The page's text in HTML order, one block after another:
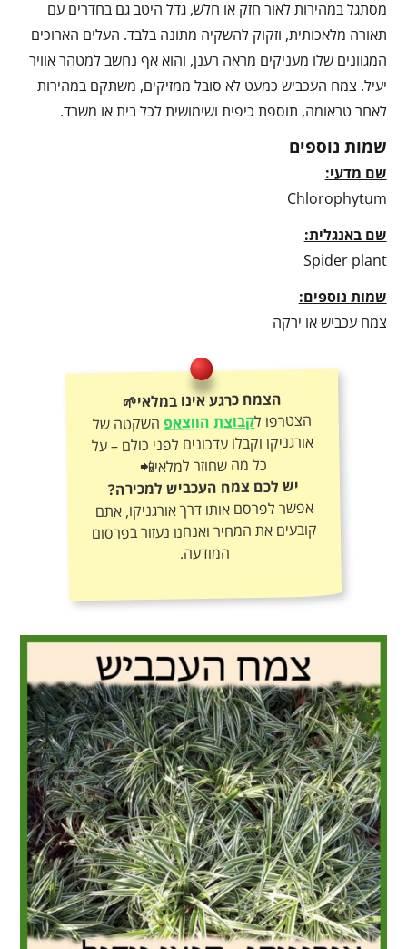
מסתגל במהירות לאור חזק או חלש, גדל היטב גם בחדרים עם
תאורה מלאכותית, וזקוק להשקיה מתונה בלבד. העלים הארוכים
המגוונים שלו מעניקים מראה רענן, והוא אף נחשב למטהר אוויר
יעיל. צמח העכביש כמעט לא סובל ממזיקים, משתקם במהירות
לאחר טראומה, תוספת כיפית ושימושית לכל בית או משרד.
שמות נוספים
שם מדעי:
Chlorophytum
שם באנגלית:
Spider plant
שמות נוספים:
צמח עכביש או ירקה
הצמח כרגע אינו במלאי🌱
הצטרפו לקבוצת הווצאפהשקטה של
אורגניקו וקבלו עדכונים לפני כולם – על
כל מה שחוזר למלאי📲
יש לכם צמח העכביש למכירה?
אפשר לפרסם אותו דרך אורגניקו, אתם
קובעים את המחיר ואנחנו נעזור בפרסום
המודעה.